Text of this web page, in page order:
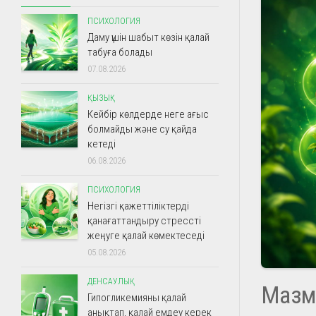
ПСИХОЛОГИЯ
Даму үшін шабыт көзін қалай
табуға болады
07.08.2026
ҚЫЗЫҚ
Кейбір көлдерде неге ағыс
болмайды және су қайда
кетеді
06.08.2026
ПСИХОЛОГИЯ
Негізгі қажеттіліктерді
қанағаттандыру стрессті
жеңуге қалай көмектеседі
05.08.2026
ДЕНСАУЛЫҚ
Гипогликемияны қалай
анықтап, қалай емдеу керек